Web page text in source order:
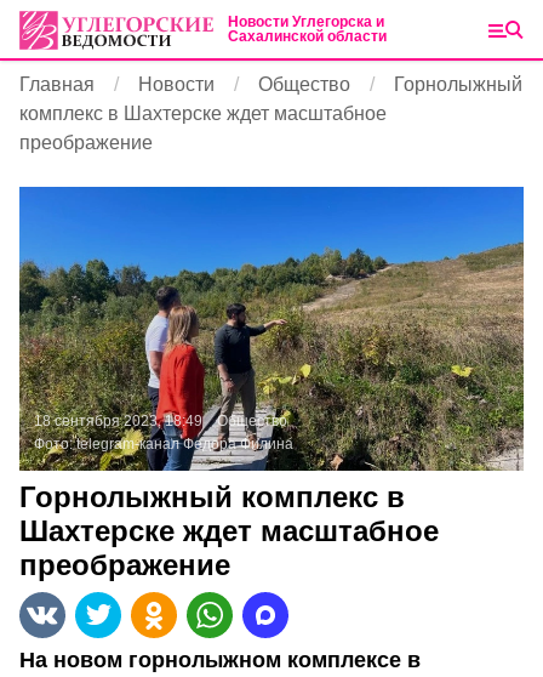
Новости Углегорска и
Сахалинской области
Главная Новости Общество
Горнолыжный
комплекс в Шахтерске ждет масштабное
преображение
18 сентября 2023, 18:49
Общество
Фото:telegram-канал Федора Филина
Горнолыжный комплекс в
Шахтерске ждет масштабное
преображение
На новом горнолыжном комплексе в